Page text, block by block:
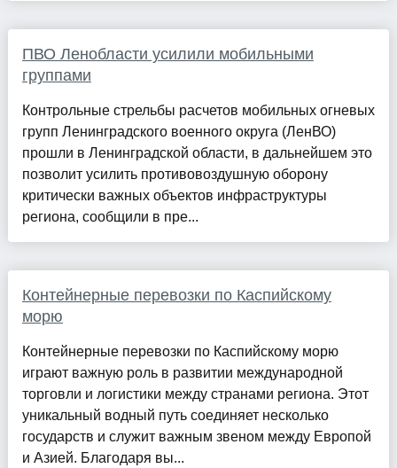
ПВО Ленобласти усилили мобильными
группами
Контрольные стрельбы расчетов мобильных огневых
групп Ленинградского военного округа (ЛенВО)
прошли в Ленинградской области, в дальнейшем это
позволит усилить противовоздушную оборону
критически важных объектов инфраструктуры
региона, сообщили в пре...
Контейнерные перевозки по Каспийскому
морю
Контейнерные перевозки по Каспийскому морю
играют важную роль в развитии международной
торговли и логистики между странами региона. Этот
уникальный водный путь соединяет несколько
государств и служит важным звеном между Европой
и Азией. Благодаря вы...